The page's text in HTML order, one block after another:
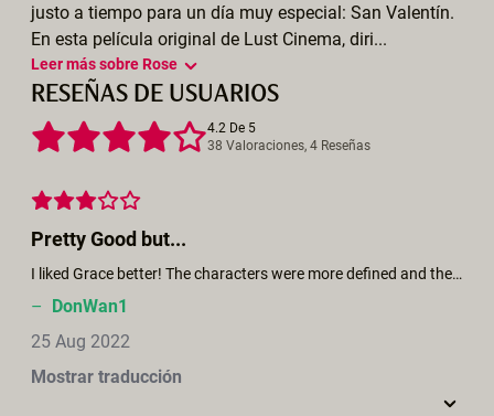
justo a tiempo para un día muy especial: San Valentín.
En esta película original de Lust Cinema, diri...
Leer más sobre Rose
RESEÑAS DE USUARIOS
4.2 De 5
38 Valoraciones, 4 Reseñas
Pretty Good but...
I liked Grace better! The characters were more defined and the story more complete! Kristen Scott again shows why she's one of the best actresses in the business, but the two main characters unlikable and not as relatable as in Grace. I didn't understand why they wound up together! I thought Nadine had better chemistry with the guy!
– DonWan1
25 Aug 2022
Mostrar traducción